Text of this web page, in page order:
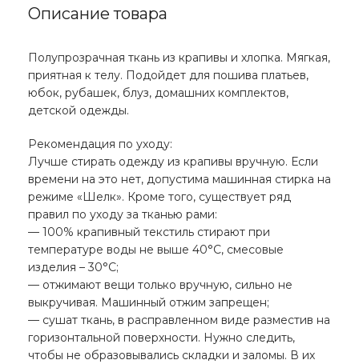
Описание товара
Полупрозрачная ткань из крапивы и хлопка. Мягкая,
приятная к телу. Подойдет для пошива платьев,
юбок, рубашек, блуз, домашних комплектов,
детской одежды.
Рекомендация по уходу:
Лучше стирать одежду из крапивы вручную. Если
времени на это нет, допустима машинная стирка на
режиме «Шелк». Кроме того, существует ряд
правил по уходу за тканью рами:
— 100% крапивный текстиль стирают при
температуре воды не выше 40°С, смесовые
изделия – 30°С;
— отжимают вещи только вручную, сильно не
выкручивая. Машинный отжим запрещен;
— сушат ткань, в расправленном виде разместив на
горизонтальной поверхности. Нужно следить,
чтобы не образовывались складки и заломы. В их